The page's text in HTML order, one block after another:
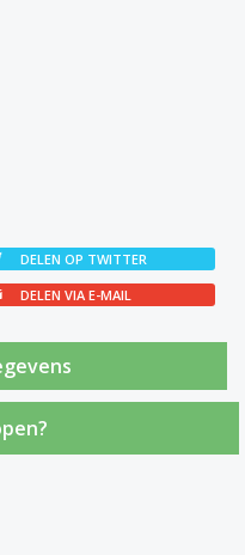
DELEN OP TWITTER
DELEN VIA E-MAIL